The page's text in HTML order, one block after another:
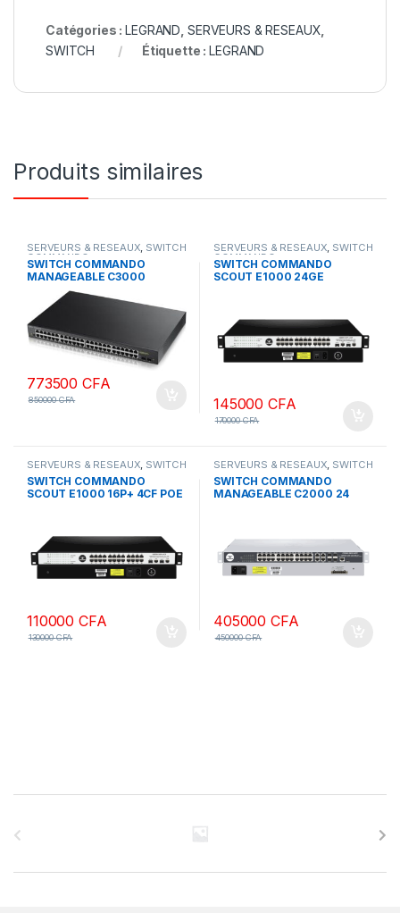
Catégories :LEGRAND SERVEURS & RESEAUX
SWITCH
Étiquette :LEGRAND
Produits similaires
SERVEURS & RESEAUX, SWITCH
COMMANDO
SWITCH COMMANDO
MANAGEABLE C3000
48ports Gigabyte + POE 800
773500CFA
850000CFA
SERVEURS & RESEAUX, SWITCH
COMMANDO
SWITCH COMMANDO
SCOUT E1000 24GE
145000CFA
170000CFA
SERVEURS & RESEAUX SWITCH
SWITCH COMMANDO
SCOUT E1000 16P+ 4CF POE
110000CFA
130000CFA
SERVEURS & RESEAUX SWITCH
SWITCH COMMANDO
MANAGEABLE C2000 24
405000CFA
450000CFA